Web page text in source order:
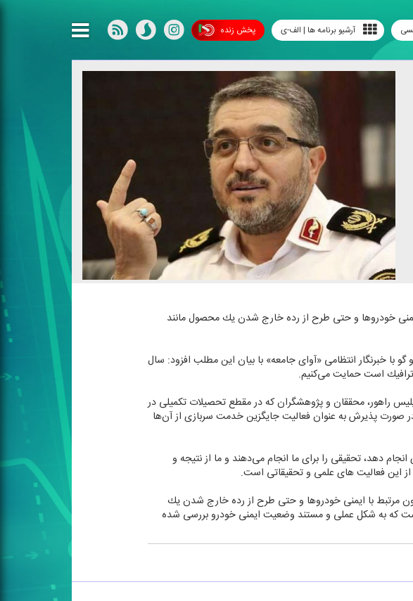
پخش زنده آرشیو برنامه ها | الف-ی
خودروها و حتی طرح از رده خارج شدن یك محصول مانند
با خبرنگار انتظامی «آوای جامعه» با بیان این مطلب افزود: سال
ترافیك است حمایت می‌كنیم.
راهور، محققان و پژوهشگران كه در مقطع تحصیلات تكمیلی در
صورت پذیرش به عنوان فعالیت جایگزین خدمت سربازی از آن‌ها
دهد، تحقیقی را برای ما انجام می‌دهند و ما از نتیجه و
این فعالیت های علمی و تحقیقاتی است.
مرتبط با ایمنی خودروها و حتی طرح از رده خارج شدن یك
است كه به شكل عملی و مستند وضعیت ایمنی خودرو بررسی شده